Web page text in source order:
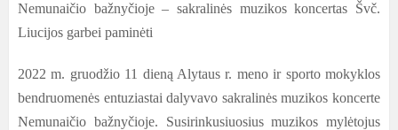
Nemunaičio bažnyčioje – sakralinės muzikos koncertas Švč.
Liucijos garbei paminėti
2022 m. gruodžio 11 dieną Alytaus r. meno ir sporto mokyklos
bendruomenės entuziastai dalyvavo sakralinės muzikos koncerte
Nemunaičio bažnyčioje. Susirinkusiuosius muzikos mylėtojus